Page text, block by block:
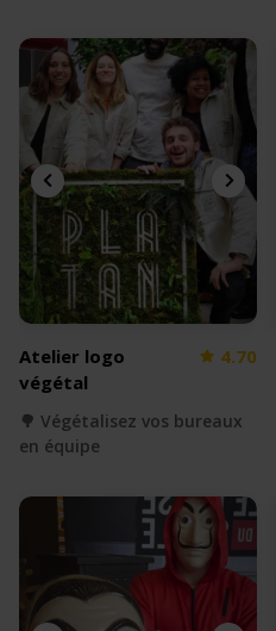
Atelier logo
végétal
4.70
🌳 Végétalisez vos bureaux
en équipe